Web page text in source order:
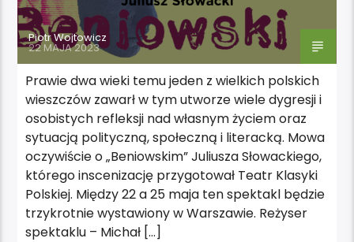
Piotr Wojtowicz
22 MAJA 2023
Prawie dwa wieki temu jeden z wielkich polskich
wieszczów zawarł w tym utworze wiele dygresji i
osobistych refleksji nad własnym życiem oraz
sytuacją polityczną, społeczną i literacką. Mowa
oczywiście o „Beniowskim” Juliusza Słowackiego,
którego inscenizację przygotował Teatr Klasyki
Polskiej. Między 22 a 25 maja ten spektakl będzie
trzykrotnie wystawiony w Warszawie. Reżyser
spektaklu – Michał […]